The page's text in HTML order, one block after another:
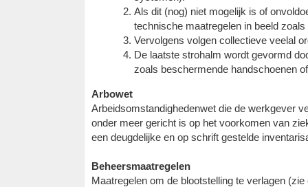
Als dit (nog) niet mogelijk is of
technische maatregelen in beeld zoals
Vervolgens volgen collectieve veelal
De laatste strohalm wordt gevormd
zoals beschermende handschoenen
Arbowet
Arbeidsomstandighedenwet die de werkgever
onder meer gericht is op het voorkomen van
een deugdelijke en op schrift gestelde
Beheersmaatregelen
Maatregelen om de blootstelling te verlagen